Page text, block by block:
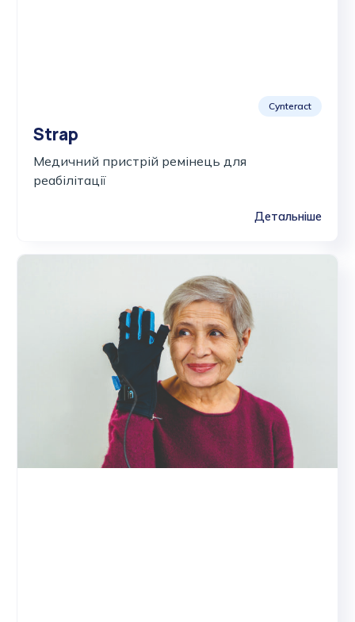
Cynteract
Strap
Медичний пристрій ремінець для
реабілітації
Детальніше